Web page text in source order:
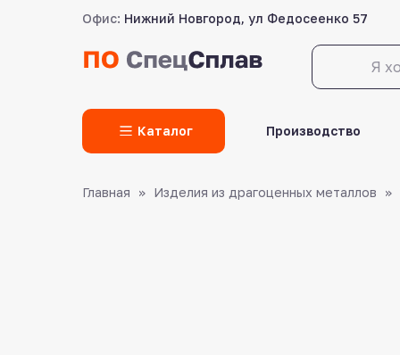
Офис: Нижний Новгород, ул Федосеенко 57
LET'S GO! Производство
Каталог
Главная Изделия из драгоценных металлов